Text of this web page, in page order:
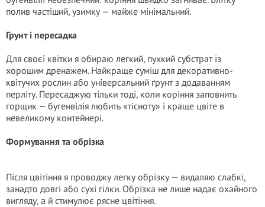
полив частіший, узимку — майже мінімальний.
Грунт і пересадка
Для своєї квітки я обираю легкий, пухкий субстрат із
хорошим дренажем. Найкраще суміш для декоративно-
квітучих рослин або універсальний ґрунт з додаванням
перліту. Пересаджую тільки тоді, коли коріння заповнить
горщик — бугенвілія любить «тісноту» і краще цвіте в
невеликому контейнері.
Формування та обрізка
Після цвітіння я проводжу легку обрізку — видаляю слабкі,
занадто довгі або сухі гілки. Обрізка не лише надає охайного
вигляду, а й стимулює рясне цвітіння.